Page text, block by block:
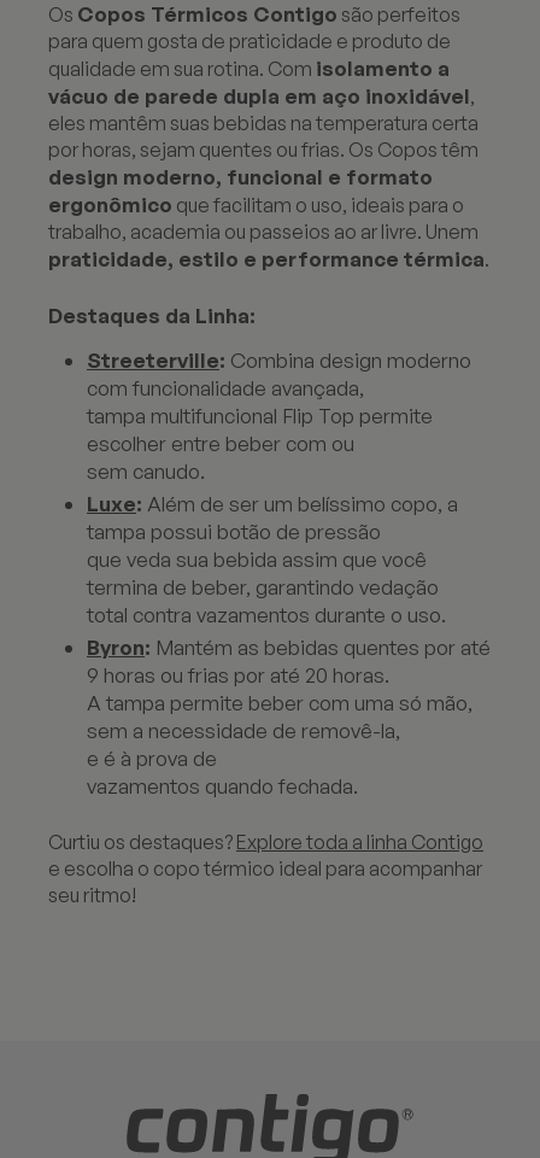
Os Copos Térmicos Contigo são perfeitos
para quem gosta de praticidade e produto de
qualidade em sua rotina. Com isolamento a
vácuo de parede dupla em aço inoxidável,
eles mantêm suas bebidas na temperatura certa
por horas, sejam quentes ou frias. Os Copos têm
design moderno, funcional e formato
ergonômico que facilitam o uso, ideais para o
trabalho, academia ou passeios ao ar livre. Unem
praticidade, estilo e performance térmica.
Destaques da Linha:
Streeterville: Combina design moderno
com funcionalidade avançada,
tampa multifuncional Flip Top permite
escolher entre beber com ou
sem canudo.
Luxe: Além de ser um belíssimo copo, a
tampa possui botão de pressão
que veda sua bebida assim que você
termina de beber, garantindo vedação
total contra vazamentos durante o uso.
Byron: Mantém as bebidas quentes por até
9 horas ou frias por até 20 horas.
A tampa permite beber com uma só mão,
sem a necessidade de removê-la,
e é à prova de
vazamentos quando fechada.
Curtiu os destaques? Explore toda a linha Contigo
e escolha o copo térmico ideal para acompanhar
seu ritmo!